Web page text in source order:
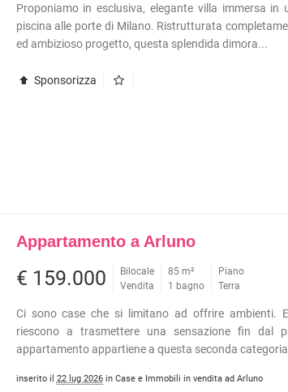
Proponiamo in esclusiva, elegante villa immersa in
piscina alle porte di Milano. Ristrutturata
ed ambizioso progetto, questa splendida dimora...
Sponsorizza
Appartamento a Arluno
€ 159.000
Bilocale
Vendita
85 m²
1 bagno
Piano
Terra
Ci sono case che si limitano ad offrire ambienti.
riescono a trasmettere una sensazione fin dal
appartamento appartiene a questa seconda
inserito il 22 lug 2026in Case e Immobili in vendita ad Arluno